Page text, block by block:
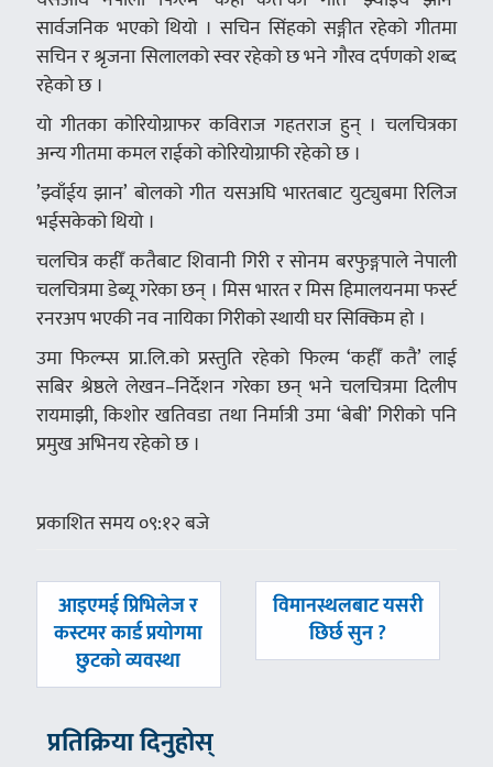
सार्वजनिक भएको थियो । सचिन सिंहको सङ्गीत रहेको गीतमा
सचिन र श्रृजना सिलालको स्वर रहेको छ भने गौरव दर्पणको शब्द
रहेको छ ।
यो गीतका कोरियोग्राफर कविराज गहतराज हुन् । चलचित्रका
अन्य गीतमा कमल राईको कोरियोग्राफी रहेको छ ।
’झ्वाँईय झान’ बोलको गीत यसअघि भारतबाट युट्युबमा रिलिज
भईसकेको थियो ।
चलचित्र कहीँ कतैबाट शिवानी गिरी र सोनम बरफुङ्गपाले नेपाली
चलचित्रमा डेब्यू गरेका छन् । मिस भारत र मिस हिमालयनमा फर्स्ट
रनरअप भएकी नव नायिका गिरीको स्थायी घर सिक्किम हो ।
उमा फिल्म्स प्रा.लि.को प्रस्तुति रहेको फिल्म ‘कहीँ कतै’ लाई
सबिर श्रेष्ठले लेखन–निर्देशन गरेका छन् भने चलचित्रमा दिलीप
रायमाझी, किशोर खतिवडा तथा निर्मात्री उमा ‘बेबी’ गिरीको पनि
प्रमुख अभिनय रहेको छ ।
प्रकाशित समय ०९:१२ बजे
पछिल्लाे
-
आइएमई प्रिभिलेज र
कस्टमर कार्ड प्रयोगमा
छुटको व्यवस्था
अघिल्लाे
विमानस्थलबाट यसरी
छिर्छ सुन ?
प्रतिक्रिया दिनुहोस्